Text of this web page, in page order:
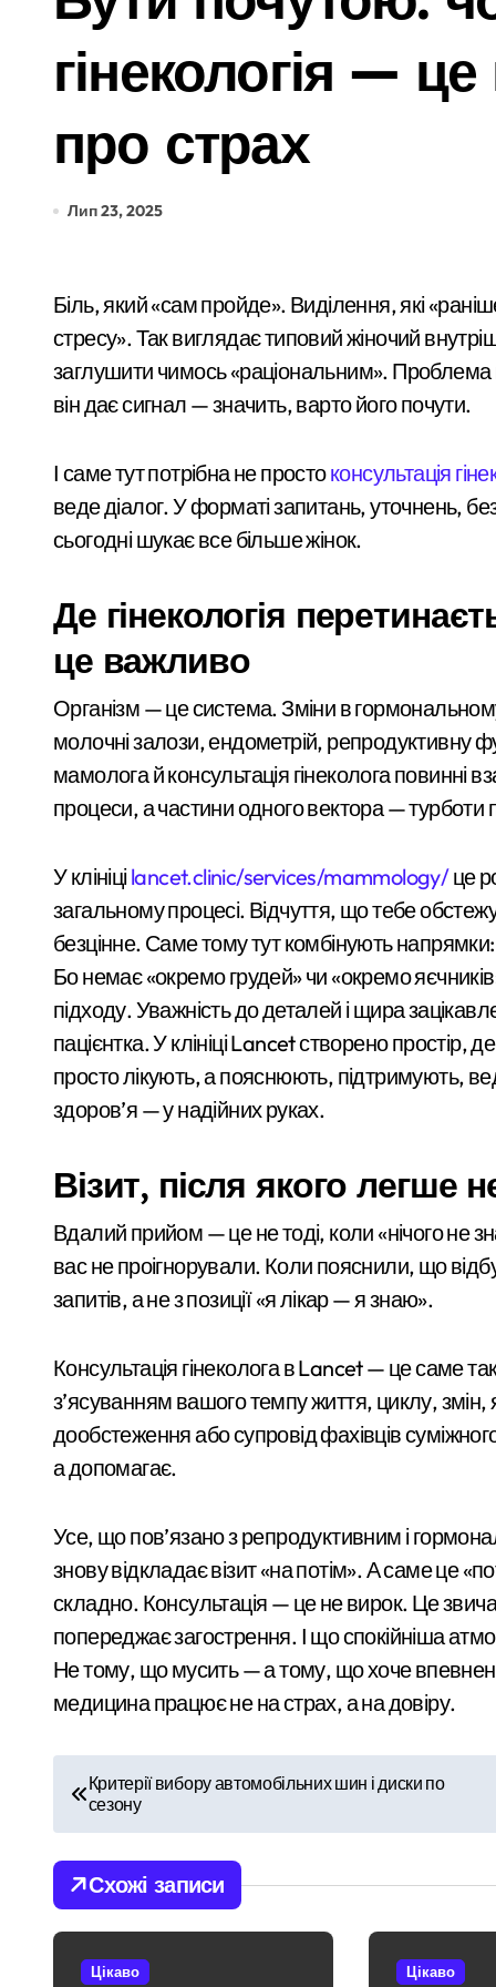
«Приватні укриття, безлад у метро та
Київський «рішала» 23 років,
Подільська прокуратура
Компенсаційні виплати на освіту
Двійня tragically загинула після
Шахраї з кол-центрів на Київщині
Київщина готова надати понад 400
Сервісна заміна елементів
У Києві затримали 23-річного
Підполковнику ПС ЗСУ пред’явили
Ракетний удар по Києву: BOOKCHEF
Сучасні технології нічного бачення
«Стрільба заради шоу: у Києві 20-
У Київському суді прийняли рішення
Прощальний «джекпот» на 83
У Київській області 6 серпня
«Зловмисна схема в Києві: корупція
«Метро не зможе вмістити всіх»: після
Розвиток резервного
Смертельний обстріл станції на
Жахливі умови для дітей: у київській
СБУ затримала коригувальника ФСБ,
У Києві розпочали розслідування
Почему предприниматели выбирают
Більше 442 тисяч ВПО у Києві: як
Обіцяли величезні доходи, але
План підготовки Києва до зимового
Затримання завершилося
Витік аміаку в Києві після ракетного
Скам в Instagram-магазинах: як
У Києві через суд повернули
У липні в лікарнях Київщини
Суд у Києві розгляне справу
Психіатра з Київщини спіймали на
гінекологія —
про страх
Лип 23, 2025
Біль, який «сам пройде». Виділення, які «раніше теж були». Цикл, що змістився, але «то від
стресу». Так виглядає типовий жіночий
заглушити чимось «раціональним».
він дає сигнал — значить, варто його почути.
І саме тут потрібна не простоконсультація
веде діалог. У форматі запитань, уточнень,
сьогодні шукає все більше жінок.
Де гінекологія
це важливо
Організм — це система. Зміни в
молочні залози, ендометрій, репродуктивну
мамолога й консультація гінеколога
процеси, а частини одного вектора — турботи
У клініціlancet.clinic/services/mammology/це
загальному процесі. Відчуття, що тебе
безцінне. Саме тому тут комбінують
Бо немає «окремо грудей» чи «окремо
підходу. Уважність до деталей і щира
пацієнтка. У клініці Lancet створено простір,
просто лікують, а пояснюють, підтримують,
здоров’я — у надійних руках.
Візит, після якого легше
Вдалий прийом — це не тоді, коли «нічого не
вас не проігнорували. Коли пояснили, що
запитів, а не з позиції «я лікар — я знаю».
Консультація гінеколога в Lancet — це саме
з’ясуванням вашого темпу життя, циклу,
дообстеження або супровід фахівців
а допомагає.
Усе, що пов’язано з репродуктивним і
знову відкладає візит «на потім». А саме це
складно. Консультація — це не вирок. Це
попереджає загострення. І що спокійніша
Не тому, що мусить — а тому, що хоче
медицина працює не на страх, а на довіру.
а
в
і
Критерії вибору автомобільних шин і диски по
сезону
Схожі записи
Цікаво Цікаво
Київ
У Києві колишньому
директору лікарні
оголосили підозру
через завищену ціну
на УЗД на 6 млн грн
admin Сер 7, 2026